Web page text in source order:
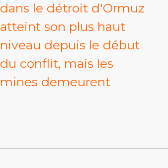
dans le détroit d'Ormuz
atteint son plus haut
niveau depuis le début
du conflit, mais les
mines demeurent